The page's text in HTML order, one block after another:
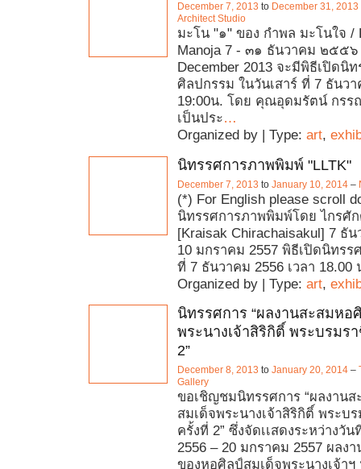
December 7, 2013 to December 31, 2013
Architect Studio
มะโน "๑" ของ กำพล มะโนใจ /
Manoja 7 - ๓๑ ธันวาคม ๒๕๕๖
December 2013 จะมีพิธีเปิดนิ
ศิลปกรรม ในวันเสาร์ ที่ 7 ธันวา
19:00น. โดย คุณอุดมรัตน์ กรร
เป็นประ…
Organized by | Type: art,
นิทรรศการภาพพิมพ์ "LLTK"
December 7, 2013 to January 10, 2014 –
(*) For English please scroll
นิทรรศการภาพพิมพ์โดย ไกรศั
[Kraisak Chirachaisakul] 7 ธัน
10 มกราคม 2557 พิธีเปิดนิทรร
ที่ 7 ธันวาคม 2556 เวลา 18.00
Organized by | Type: art,
นิทรรศการ “ผลงานสะสมหอ
พระนางเจ้าสิริกิติ์ พระบรมร
2”
December 8, 2013 to January 20, 2014 –
Gallery
ขอเชิญชมนิทรรศการ “ผลงาน
สมเด็จพระนางเจ้าสิริกิติ์ พระบ
ครั้งที่ 2” ซึ่งจัดเเสดงระหว่างวั
2556 – 20 มกราคม 2557 ผลง
ของหอศิลป์สมเด็จพระนางเจ้า